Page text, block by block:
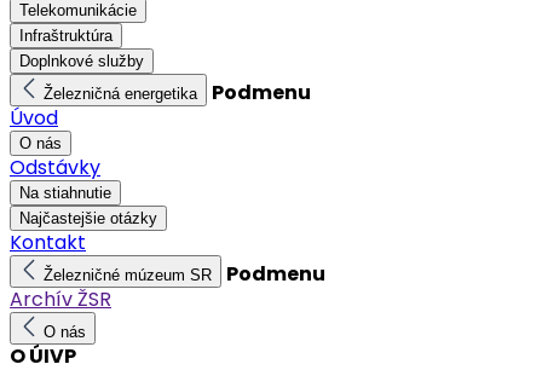
Telekomunikácie
Infraštruktúra
Doplnkové služby
Železničná energetika
Podmenu
Úvod
O nás
Odstávky
Na stiahnutie
Najčastejšie otázky
Kontakt
Železničné múzeum SR
Podmenu
Archív ŽSR
O nás
O ÚIVP